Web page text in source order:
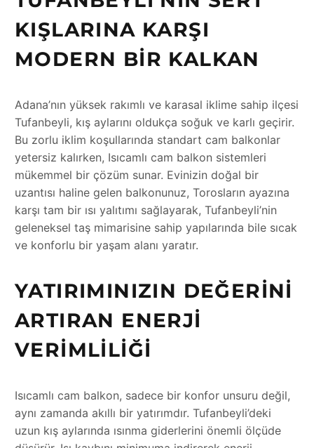
KIŞLARINA KARŞI
MODERN BIR KALKAN
Adana’nın yüksek rakımlı ve karasal iklime sahip ilçesi
Tufanbeyli, kış aylarını oldukça soğuk ve karlı geçirir.
Bu zorlu iklim koşullarında standart cam balkonlar
yetersiz kalırken, Isıcamlı cam balkon sistemleri
mükemmel bir çözüm sunar. Evinizin doğal bir
uzantısı haline gelen balkonunuz, Torosların ayazına
karşı tam bir ısı yalıtımı sağlayarak, Tufanbeyli’nin
geleneksel taş mimarisine sahip yapılarında bile sıcak
ve konforlu bir yaşam alanı yaratır.
YATIRIMINIZIN DEĞERINI
ARTIRAN ENERJI
VERIMLILIĞI
Isıcamlı cam balkon, sadece bir konfor unsuru değil,
aynı zamanda akıllı bir yatırımdır. Tufanbeyli’deki
uzun kış aylarında ısınma giderlerini önemli ölçüde